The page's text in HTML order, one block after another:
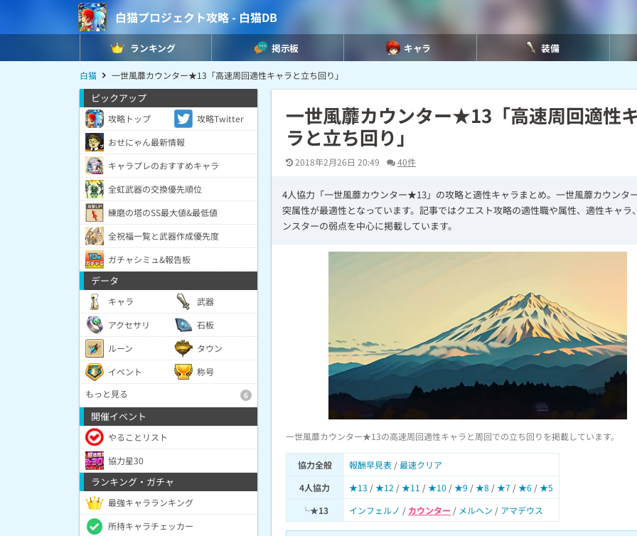
白猫プロジェクト攻略 - 白猫DB
ランキング 掲示板 キャラ 装備
白猫 一世風蘼カウンター★13「高速周回適性キャラと立ち回り」
一世風蘼カウンター★13「高速周回適性
ラと立ち回り」
2018年2月26日 20:49 40件
4人協力「一世風蘼カウンター★13」の攻略と適性キャラまとめ。一世風蘼カウンタ
突属性が最適性となっています。記事ではクエスト攻略の適性職や属性、適性キャラ
ンスターの弱点を中心に掲載しています。
一世風蘼カウンター★13の高速周回適性キャラと周回での立ち回りを掲載しています。
協力全般 報酬早見表 /最速クリア
4人協力
★13 /★12 /★11 /★10 /★9 /★8 /★7 /★6 /★5
└★13
インフェルノ / カウンター / メルヘン / アマデウス
ピックアップ
攻略トップ
攻略Twitter
おせにゃん最新情報
キャラプレのおすすめキャラ
全虹武器の交換優先順位
練磨の塔のSS最大値&最低値
全祝福一覧と武器作成優先度
ガチャシミュ&報告板
データ
キャラ
武器
アクセサリ
石板
ルーン
タウン
イベント
称号
もっと見る
6
開催イベント
やることリスト
協力星30
ランキング・ガチャ
最強キャラランキング
所持キャラチェッカー